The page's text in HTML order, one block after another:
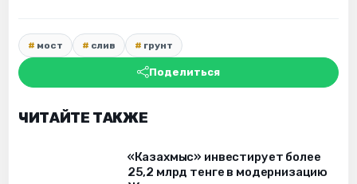
мост слив грунт
Поделиться
ЧИТАЙТЕ ТАКЖЕ
«Казахмыс» инвестирует более
25,2 млрд тенге в модернизацию